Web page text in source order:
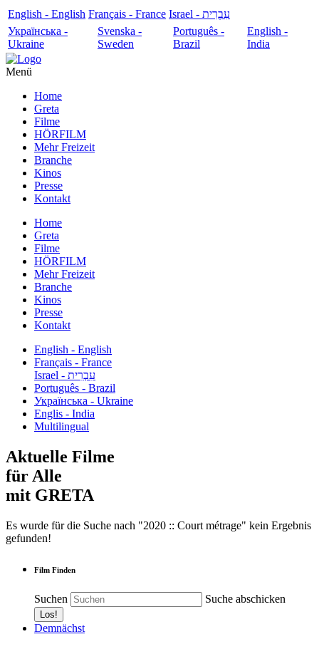
English - English Français - France
עִבְרִית - Israel
Українська -
Ukraine
Svenska -
Sweden
Português -
Brazil
English -
India
Menü
Home
Greta
Filme
HÖRFILM
Mehr Freizeit
Branche
Kinos
Presse
Kontakt
Home
Greta
Filme
HÖRFILM
Mehr Freizeit
Branche
Kinos
Presse
Kontakt
English - English
Français - France
עִבְרִית - Israel
Português - Brazil
Українська - Ukraine
Englis - India
Multilingual
Aktuelle Filme
für Alle
mit GRETA
Es wurde für die Suche nach "2020 :: Court métrage" kein Ergebnis
gefunden!
Film Finden
Suchen Suche abschicken
Demnächst